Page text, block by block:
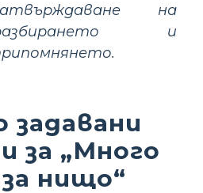
на
и
задавани
за „Много
нищо“